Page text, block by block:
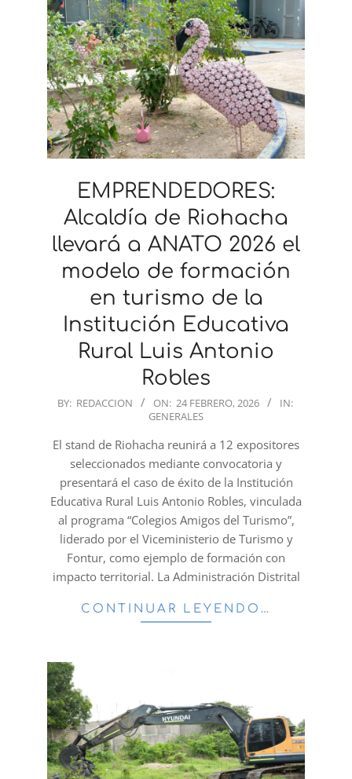
EMPRENDEDORES:
Alcaldía de Riohacha
llevará a ANATO 2026 el
modelo de formación
en turismo de la
Institución Educativa
Rural Luis Antonio
Robles
2026-
24
BY: REDACCION ON: 24 FEBRERO, 2026
IN:
GENERALES
El stand de Riohacha reunirá a 12 expositores
seleccionados mediante convocatoria y
presentará el caso de éxito de la Institución
Educativa Rural Luis Antonio Robles, vinculada
al programa “Colegios Amigos del Turismo”,
liderado por el Viceministerio de Turismo y
Fontur, como ejemplo de formación con
impacto territorial. La Administración Distrital
CONTINUAR LEYENDO…